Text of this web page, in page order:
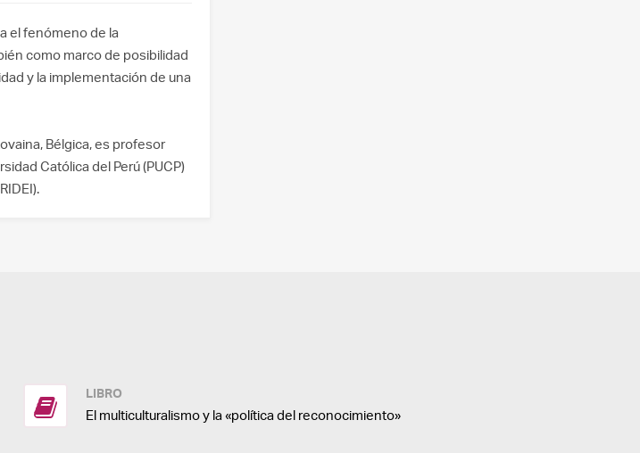
el fenómeno de la
como marco de posibilidad
y la implementación de una
Bélgica, es profesor
Católica del Perú (PUCP)
LIBRO
El multiculturalismo y la «política del reconocimiento»